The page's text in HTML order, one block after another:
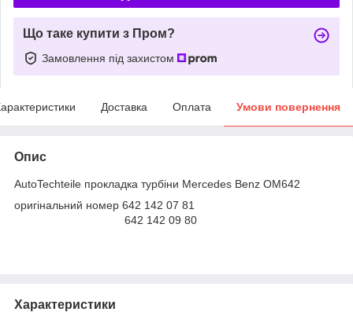
Що таке купити з Пром?
Замовлення під захистом
Доставка Оплата Умови повернення
Опис
AutoTechteile прокладка турбіни Mercedes Benz OM642
оригінальний номер 642 142 07 81
642 142 09 80
Характеристики